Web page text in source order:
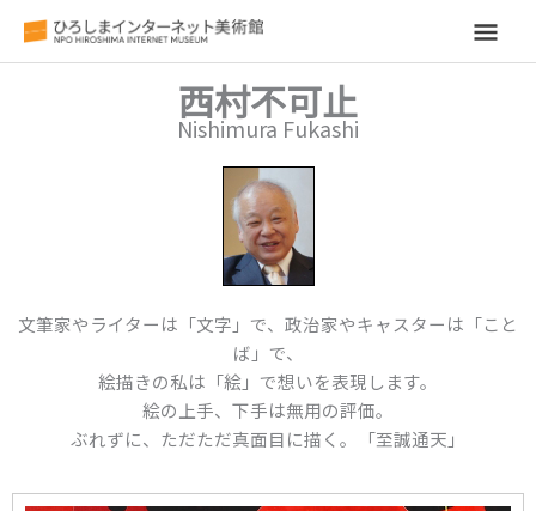
メ
西村不可止
Nishimura Fukashi
文筆家やライターは「文字」で、政治家やキャスターは「こと
ば」で、
絵描きの私は「絵」で想いを表現します。
絵の上手、下手は無用の評価。
ぶれずに、ただただ真面目に描く。「至誠通天」